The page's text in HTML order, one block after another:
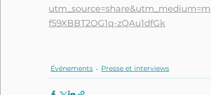
f59XBBT2OG1q-zQAu1dfGk
Événements Presse et interviews